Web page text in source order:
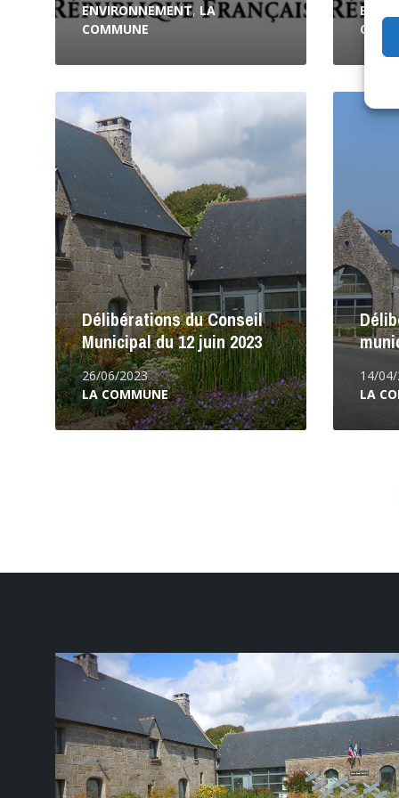
ENVIRONNEMENT, LA
COMMUNE
Délibérations du Conseil
Municipal du 12 juin 2023
26/06/2023
LA COMMUNE
Lire
la
suite
14/
LA
Lire
publications